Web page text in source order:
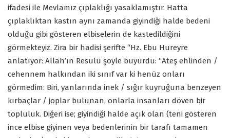
ifadesi ile Mevlamız çıplaklığı yasaklamıştır. Hatta
çıplaklıktan kastın aynı zamanda giyindiği halde bedeni
olduğu gibi gösteren elbiselerin de kastedildiğini
görmekteyiz. Zira bir hadisi şerifte “Hz. Ebu Hureyre
anlatıyor: Allah’ın Resulü şöyle buyurdu: “Ateş ehlinden /
cehennem halkından iki sınıf var ki henüz onları
görmedim: Biri, yanlarında inek / sığır kuyruğuna benzeyen
kırbaçlar / joplar bulunan, onlarla insanları döven bir
topluluk. Diğeri ise; giyindiği halde açık olan (teni gösteren
ince elbise giyinen veya bedenlerinin bir tarafı tamamen